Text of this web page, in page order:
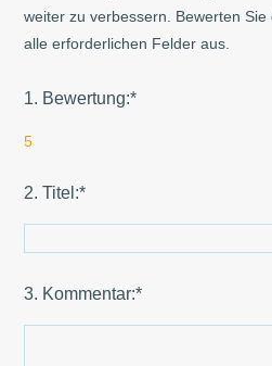
weiter zu verbessern. Bewerten
alle erforderlichen Felder aus.
1. Bewertung:*
5
2. Titel:*
3. Kommentar:*